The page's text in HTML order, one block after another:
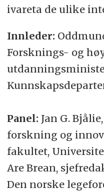
ivareta de ulike
Innleder:
Forsknings- og
Panel: Jan G.
forskning og
fakultet,
Are Brean,
Den norske